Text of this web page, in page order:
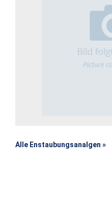
Alle Enstaubungsanalgen »